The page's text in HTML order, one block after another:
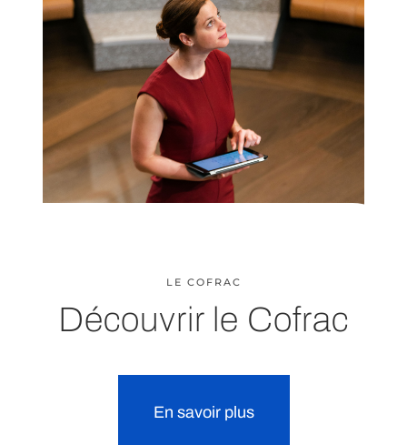
LE COFRAC
Découvrir le Cofrac
En savoir plus